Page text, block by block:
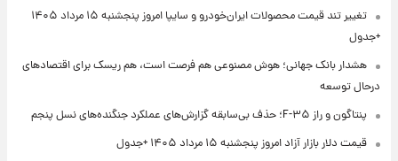
تغییر تند قیمت محصولات ایران‌خودرو و سایپا امروز پنجشنبه ۱۵ مرداد ۱۴۰۵
+جدول
هشدار بانک جهانی؛ هوش مصنوعی هم فرصت است، هم ریسک برای اقتصادهای
درحال توسعه
پنتاگون و راز F-۳۵؛ حذف بی‌سابقه گزارش‌های عملکرد جنگنده‌های نسل پنجم
قیمت دلار بازار آزاد امروز پنجشنبه ۱۵ مرداد ۱۴۰۵ +جدول